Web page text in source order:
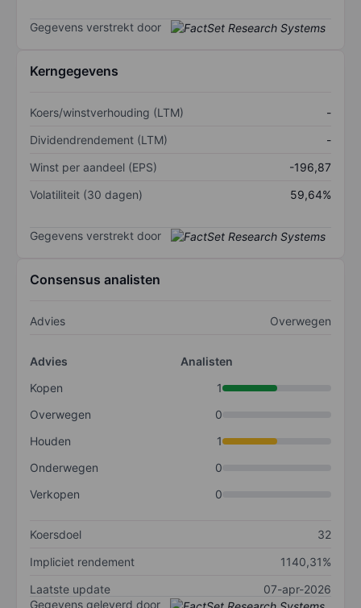
Gegevens verstrekt door
Kerngegevens
Koers/winstverhouding (LTM)
-
Dividendrendement (LTM)
-
Winst per aandeel (EPS)
-196,87
Volatiliteit (30 dagen)
59,64%
Gegevens verstrekt door
Consensus analisten
Advies Overwegen
Advies
Analisten
Kopen
1
Overwegen
0
Houden
1
Onderwegen
0
Verkopen
0
Koersdoel
32
Impliciet rendement
1140,31%
Laatste update
07-apr-2026
Gegevens geleverd door